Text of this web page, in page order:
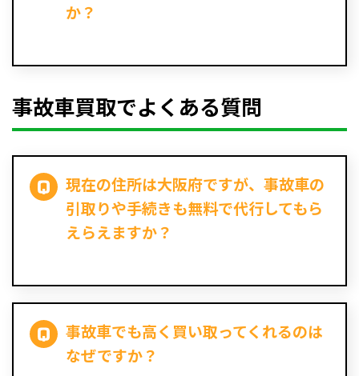
か？
事故車買取でよくある質問
現在の住所は大阪府ですが、事故車の
引取りや手続きも無料で代行してもら
えらえますか？
事故車でも高く買い取ってくれるのは
なぜですか？